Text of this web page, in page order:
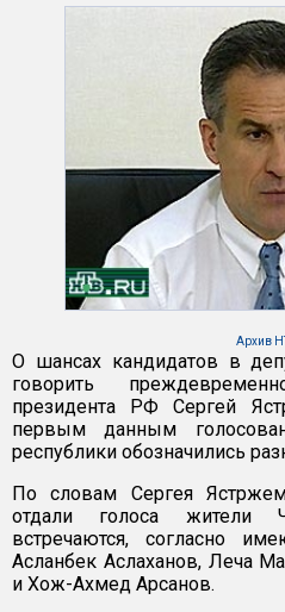
Архив
О шансах кандидатов в
говорить
президента РФ Сергей
первым данным
республики обозначились
По словам Сергея
отдали голоса жители
встречаются, согласно
Асланбек Аслаханов, Леча
и Хож-Ахмед Арсанов.